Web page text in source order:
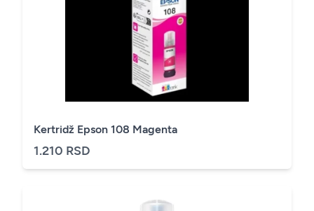
Kertridž Epson 108 Magenta
1.210 RSD